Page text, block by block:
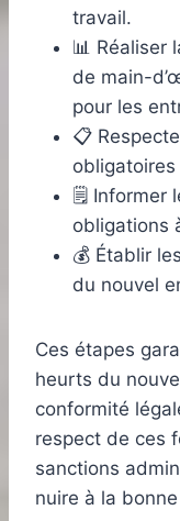
travail.
📊 Réaliser
de main-
pour les
📋
obligatoires
🗒️ Informer
obligations
💰 Établir
du nouvel
Ces étapes
heurts du
conformité
respect de ces
sanctions
nuire à la